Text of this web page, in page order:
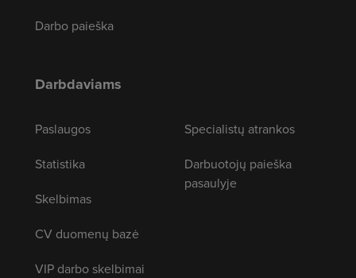
Darbo paieška
Darbdaviams
Paslaugos
Statistika
Skelbimas
CV duomenų bazė
VIP darbo skelbimai
Specialistų atrankos
Darbuotojų paieška
pasaulyje